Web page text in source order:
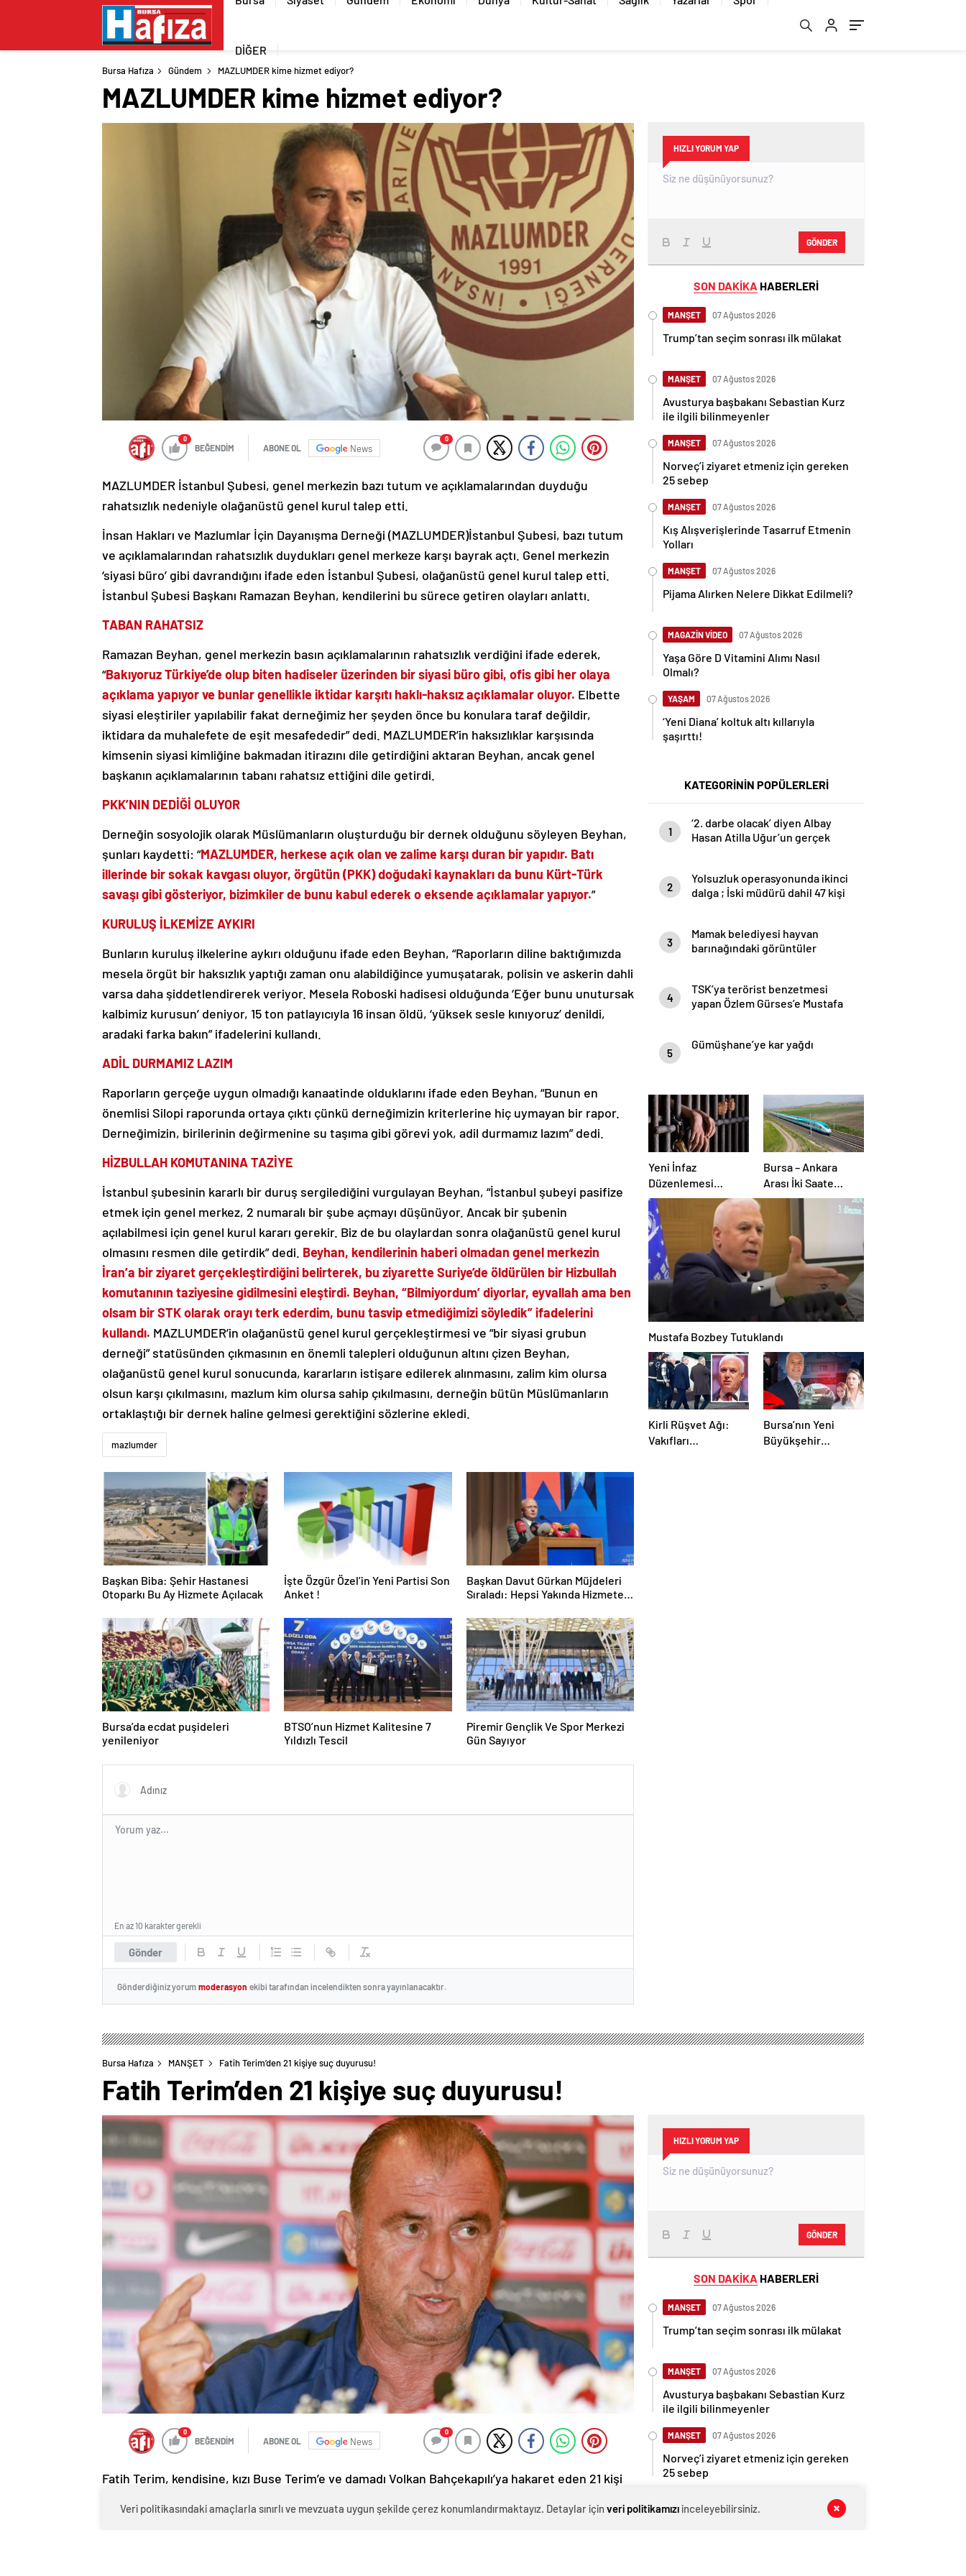
DİĞER
Bursa Hafıza Gündem MAZLUMDER kime hizmet ediyor?
MAZLUMDER kime hizmet ediyor?
0
BEĞENDİM ABONE OL News
0
MAZLUMDER İstanbul Şubesi, genel merkezin bazı tutum ve açıklamalarından duyduğu
rahatsızlık nedeniyle olağanüstü genel kurul talep etti.
İnsan Hakları ve Mazlumlar İçin Dayanışma Derneği (MAZLUMDER)İstanbul Şubesi, bazı tutum
ve açıklamalarından rahatsızlık duydukları genel merkeze karşı bayrak açtı. Genel merkezin
‘siyasi büro’ gibi davrandığını ifade eden İstanbul Şubesi, olağanüstü genel kurul talep etti.
İstanbul Şubesi Başkanı Ramazan Beyhan, kendilerini bu sürece getiren olayları anlattı.
TABAN RAHATSIZ
Ramazan Beyhan, genel merkezin basın açıklamalarının rahatsızlık verdiğini ifade ederek,
“Bakıyoruz Türkiye’de olup biten hadiseler üzerinden bir siyasi büro gibi, ofis gibi her olaya
açıklama yapıyor ve bunlar genellikle iktidar karşıtı haklı-haksız açıklamalar oluyor. Elbette
siyasi eleştiriler yapılabilir fakat derneğimiz her şeyden önce bu konulara taraf değildir,
iktidara da muhalefete de eşit mesafededir” dedi. MAZLUMDER’in haksızlıklar karşısında
kimsenin siyasi kimliğine bakmadan itirazını dile getirdiğini aktaran Beyhan, ancak genel
başkanın açıklamalarının tabanı rahatsız ettiğini dile getirdi.
PKK’NIN DEDİĞİ OLUYOR
Derneğin sosyolojik olarak Müslümanların oluşturduğu bir dernek olduğunu söyleyen Beyhan,
şunları kaydetti: “MAZLUMDER, herkese açık olan ve zalime karşı duran bir yapıdır. Batı
illerinde bir sokak kavgası oluyor, örgütün (PKK) doğudaki kaynakları da bunu Kürt-Türk
savaşı gibi gösteriyor, bizimkiler de bunu kabul ederek o eksende açıklamalar yapıyor.”
KURULUŞ İLKEMİZE AYKIRI
Bunların kuruluş ilkelerine aykırı olduğunu ifade eden Beyhan, “Raporların diline baktığımızda
mesela örgüt bir haksızlık yaptığı zaman onu alabildiğince yumuşatarak, polisin ve askerin dahli
varsa daha şiddetlendirerek veriyor. Mesela Roboski hadisesi olduğunda ‘Eğer bunu unutursak
kalbimiz kurusun’ deniyor, 15 ton patlayıcıyla 16 insan öldü, ‘yüksek sesle kınıyoruz’ denildi,
aradaki farka bakın” ifadelerini kullandı.
ADİL DURMAMIZ LAZIM
Raporların gerçeğe uygun olmadığı kanaatinde olduklarını ifade eden Beyhan, “Bunun en
önemlisi Silopi raporunda ortaya çıktı çünkü derneğimizin kriterlerine hiç uymayan bir rapor.
Derneğimizin, birilerinin değirmenine su taşıma gibi görevi yok, adil durmamız lazım” dedi.
HİZBULLAH KOMUTANINA TAZİYE
İstanbul şubesinin kararlı bir duruş sergilediğini vurgulayan Beyhan, “İstanbul şubeyi pasifize
etmek için genel merkez, 2 numaralı bir şube açmayı düşünüyor. Ancak bir şubenin
açılabilmesi için genel kurul kararı gerekir. Biz de bu olaylardan sonra olağanüstü genel kurul
olmasını resmen dile getirdik” dedi. Beyhan, kendilerinin haberi olmadan genel merkezin
İran’a bir ziyaret gerçekleştirdiğini belirterek, bu ziyarette Suriye’de öldürülen bir Hizbullah
komutanının taziyesine gidilmesini eleştirdi. Beyhan, “Bilmiyordum’ diyorlar, eyvallah ama ben
olsam bir STK olarak orayı terk ederdim, bunu tasvip etmediğimizi söyledik” ifadelerini
kullandı. MAZLUMDER’in olağanüstü genel kurul gerçekleştirmesi ve “bir siyasi grubun
derneği” statüsünden çıkmasının en önemli talepleri olduğunun altını çizen Beyhan,
olağanüstü genel kurul sonucunda, kararların istişare edilerek alınmasını, zalim kim olursa
olsun karşı çıkılmasını, mazlum kim olursa sahip çıkılmasını, derneğin bütün Müslümanların
ortaklaştığı bir dernek haline gelmesi gerektiğini sözlerine ekledi.
mazlumder
Başkan Biba: Şehir Hastanesi
Otoparkı Bu Ay Hizmete Açılacak
İşte Özgür Özel’in Yeni Partisi Son
Anket !
Başkan Davut Gürkan Müjdeleri
Sıraladı: Hepsi Yakında Hizmete
Bursa’da ecdat puşideleri
yenileniyor
BTSO’nun Hizmet Kalitesine 7
Yıldızlı Tescil
Piremir Gençlik Ve Spor Merkezi
Gün Sayıyor
Gönder
En az 10 karakter gerekli
Gönderdiğiniz yorum moderasyon ekibi tarafından incelendikten sonra yayınlanacaktır.
HIZLI YORUM YAP
GÖNDER
SON DAKİKA HABERLERİ
MANŞET 07 Ağustos 2026
Trump’tan seçim sonrası ilk mülakat
MANŞET 07 Ağustos 2026
Avusturya başbakanı Sebastian Kurz
ile ilgili bilinmeyenler
MANŞET 07 Ağustos 2026
Norveç’i ziyaret etmeniz için gereken
25 sebep
MANŞET 07 Ağustos 2026
Kış Alışverişlerinde Tasarruf Etmenin
Yolları
MANŞET 07 Ağustos 2026
Pijama Alırken Nelere Dikkat Edilmeli?
MAGAZİN VİDEO 07 Ağustos 2026
Yaşa Göre D Vitamini Alımı Nasıl
Olmalı?
YAŞAM 07 Ağustos 2026
‘Yeni Diana’ koltuk altı kıllarıyla
şaşırttı!
KATEGORİNİN POPÜLERLERİ
1
‘2. darbe olacak’ diyen Albay
Hasan Atilla Uğur’un gerçek
2
Yolsuzluk operasyonunda ikinci
dalga ; İski müdürü dahil 47 kişi
3
Mamak belediyesi hayvan
barınağındaki görüntüler
4
TSK’ya terörist benzetmesi
yapan Özlem Gürses’e Mustafa
5
Gümüşhane’ye kar yağdı
Yeni İnfaz
Düzenlemesi
geliyor!
Bursa – Ankara
Arası İki Saate
İnecek
Mustafa Bozbey Tutuklandı
Kirli Rüşvet Ağı:
Vakıfları
Bursa’nın Yeni
Büyükşehir
Bursa Hafıza MANŞET Fatih Terim’den 21 kişiye suç duyurusu!
Fatih Terim’den 21 kişiye suç duyurusu!
0
BEĞENDİM ABONE OL News
0
Fatih Terim, kendisine, kızı Buse Terim’e ve damadı Volkan Bahçekapılı’ya hakaret eden 21 kişi
HIZLI YORUM YAP
GÖNDER
SON DAKİKA HABERLERİ
MANŞET 07 Ağustos 2026
Trump’tan seçim sonrası ilk mülakat
MANŞET 07 Ağustos 2026
Avusturya başbakanı Sebastian Kurz
ile ilgili bilinmeyenler
MANŞET 07 Ağustos 2026
Norveç’i ziyaret etmeniz için gereken
25 sebep
Kış Alışverişlerinde Tasarruf Etmenin
Veri politikasındaki amaçlarla sınırlı ve mevzuata uygun şekilde çerez konumlandırmaktayız. Detaylar için veri politikamızıinceleyebilirsiniz.